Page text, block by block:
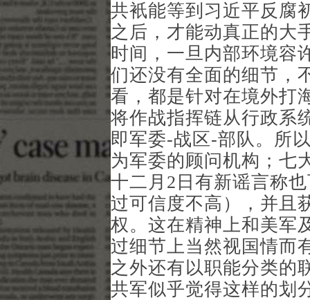
共衹能等到习近平反腐
之后，才能动真正的大
时间，一旦内部环境容
们还没有全面的细节，
看，都是针对在境外打
将作战指挥链从行政系
即军委-战区-部队。所
为军委的顾问机构；七
十二月2日有新谣言称
过可信度不高），并且
权。这在精神上和美军
过细节上当然视国情而
之外还有以职能分类的
共军似乎觉得这样的划